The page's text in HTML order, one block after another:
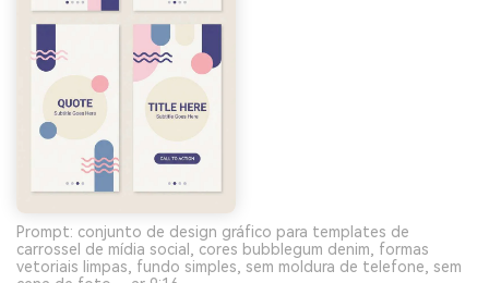
Prompt: conjunto de design gráfico para templates de
carrossel de mídia social, cores bubblegum denim, formas
vetoriais limpas, fundo simples, sem moldura de telefone, sem